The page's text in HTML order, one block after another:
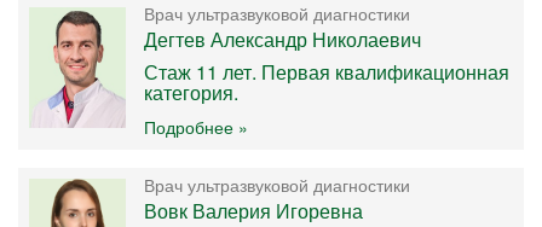
Врач ультразвуковой диагностики
Дегтев Александр Николаевич
Стаж 11 лет. Первая квалификационная
категория.
Подробнее »
Врач ультразвуковой диагностики
Вовк Валерия Игоревна